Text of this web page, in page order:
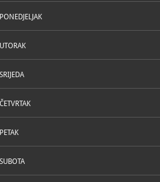
PONEDJELJAK
UTORAK
SRIJEDA
ČETVRTAK
PETAK
SUBOTA